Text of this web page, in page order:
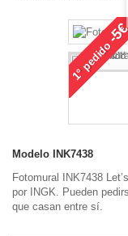
1°
pedido
-
Modelo INK7438
Fotomural INK7438
por INGK. Pueden
que casan entre sí.